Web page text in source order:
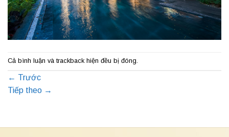
Cả bình luận và trackback hiện đều bị đóng.
← Trước
Tiếp theo →